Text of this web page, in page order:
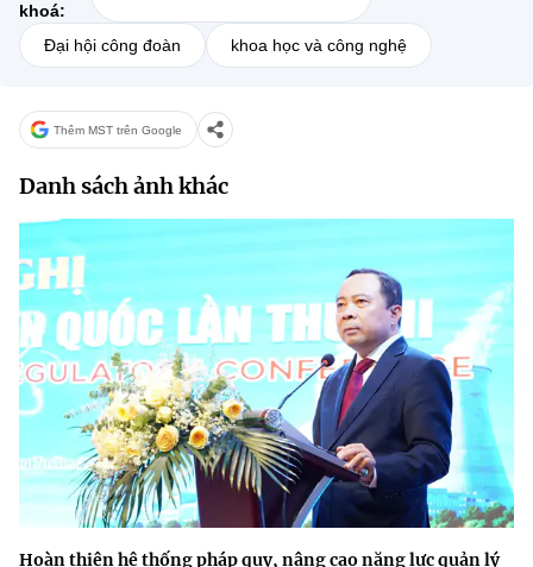
khoá:
Đại hội công đoàn khoa học và công nghệ
Thêm MST trên Google
Danh sách ảnh khác
Hoàn thiện hệ thống pháp quy, nâng cao năng lực quản lý